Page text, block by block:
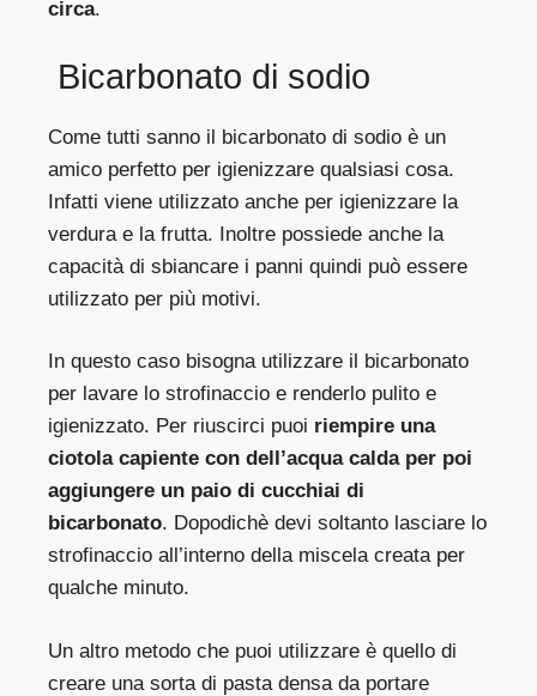
circa.
Bicarbonato di sodio
Come tutti sanno il bicarbonato di sodio è un
amico perfetto per igienizzare qualsiasi cosa.
Infatti viene utilizzato anche per igienizzare la
verdura e la frutta. Inoltre possiede anche la
capacità di sbiancare i panni quindi può essere
utilizzato per più motivi.
In questo caso bisogna utilizzare il bicarbonato
per lavare lo strofinaccio e renderlo pulito e
igienizzato. Per riuscirci puoi riempire una
ciotola capiente con dell’acqua calda per poi
aggiungere un paio di cucchiai di
bicarbonato. Dopodichè devi soltanto lasciare lo
strofinaccio all’interno della miscela creata per
qualche minuto.
Un altro metodo che puoi utilizzare è quello di
creare una sorta di pasta densa da portare